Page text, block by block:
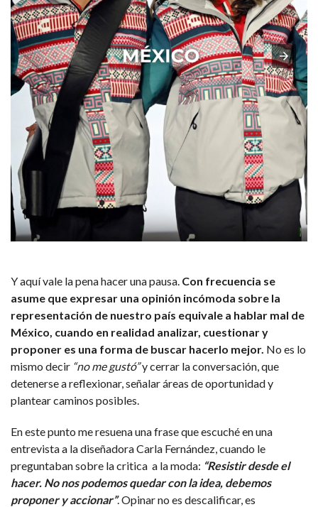
Y aquí vale la pena hacer una pausa. Con frecuencia se
asume que expresar una opinión incómoda sobre la
representación de nuestro país equivale a hablar mal de
México, cuando en realidad analizar, cuestionar y
proponer es una forma de buscar hacerlo mejor. No es lo
mismo decir “no me gustó”y cerrar la conversación, que
detenerse a reflexionar, señalar áreas de oportunidad y
plantear caminos posibles.
En este punto me resuena una frase que escuché en una
entrevista a la diseñadora Carla Fernández, cuando le
preguntaban sobre la critica a la moda: “Resistir desde el
hacer. No nos podemos quedar con la idea, debemos
proponer y accionar”. Opinar no es descalificar, es